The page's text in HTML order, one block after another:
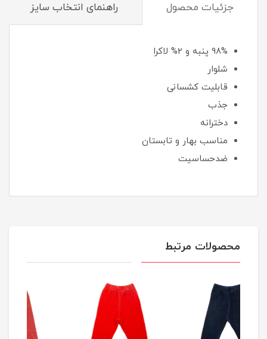
جزئیات محصول راهنمای انتخاب سایز
98% پنبه و 2% لاکرا
شلوار
قابلیت کشسانی
جذب
دخترانه
مناسب بهار و تابستان
ضدحساسیت
محصولات مرتبط